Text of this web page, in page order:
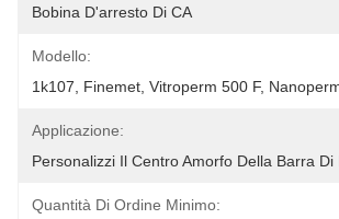
Bobina D'arresto Di CA
Modello:
1k107, Finemet, Vitroperm 500 F,
Applicazione:
Personalizzi Il Centro Amorfo Della Barra Di
Quantità Di Ordine Minimo: